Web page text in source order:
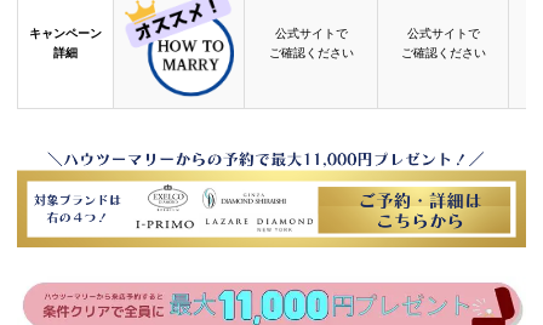
キャンペーン
詳細
公式サイトで
ご確認ください
公式サイトで
ご確認ください